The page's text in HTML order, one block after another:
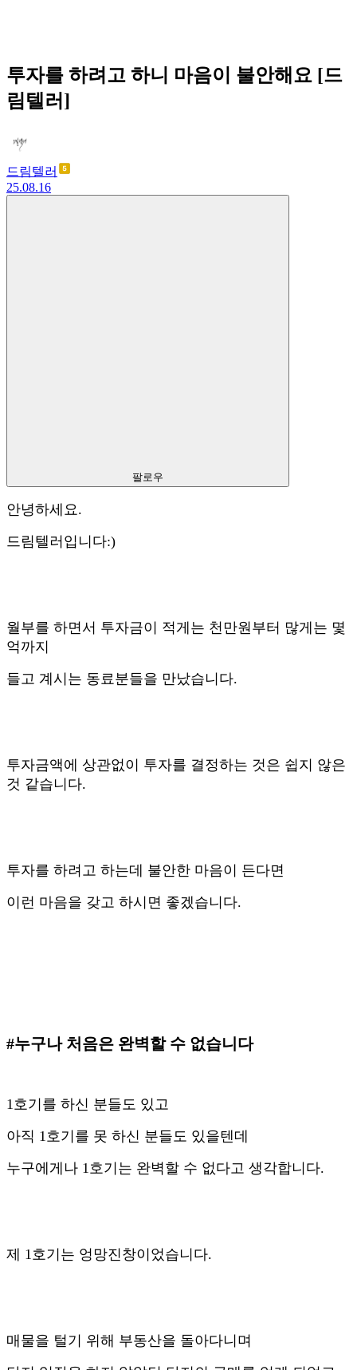
투자를 하려고 하니 마음이 불안해요 [드
림텔러]
드림텔러
25.08.16
팔로우
안녕하세요.
드림텔러입니다:)
월부를 하면서 투자금이 적게는 천만원부터 많게는 몇
억까지
들고 계시는 동료분들을 만났습니다.
투자금액에 상관없이 투자를 결정하는 것은 쉽지 않은
것 같습니다.
투자를 하려고 하는데 불안한 마음이 든다면
이런 마음을 갖고 하시면 좋겠습니다.
#누구나 처음은 완벽할 수 없습니다
1호기를 하신 분들도 있고
아직 1호기를 못 하신 분들도 있을텐데
누구에게나 1호기는 완벽할 수 없다고 생각합니다.
제 1호기는 엉망진창이었습니다.
매물을 털기 위해 부동산을 돌아다니며